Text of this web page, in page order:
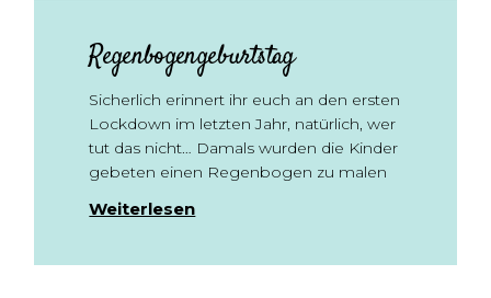
Regenbogengeburtstag
Sicherlich erinnert ihr euch an den ersten
Lockdown im letzten Jahr, natürlich, wer
tut das nicht… Damals wurden die Kinder
gebeten einen Regenbogen zu malen
Weiterlesen